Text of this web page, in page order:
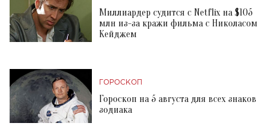
Миллиардер судится с Netflix на $105
млн из-за кражи фильма с Николасом
Кейджем
ГОРОСКОП
Гороскоп на 5 августа для всех знаков
зодиака